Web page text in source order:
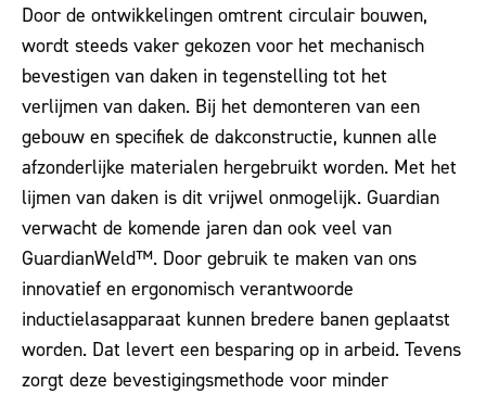
Door de ontwikkelingen omtrent circulair bouwen,
wordt steeds vaker gekozen voor het mechanisch
bevestigen van daken in tegenstelling tot het
verlijmen van daken. Bij het demonteren van een
gebouw en specifiek de dakconstructie, kunnen alle
afzonderlijke materialen hergebruikt worden. Met het
lijmen van daken is dit vrijwel onmogelijk. Guardian
verwacht de komende jaren dan ook veel van
GuardianWeld™. Door gebruik te maken van ons
innovatief en ergonomisch verantwoorde
inductielasapparaat kunnen bredere banen geplaatst
worden. Dat levert een besparing op in arbeid. Tevens
zorgt deze bevestigingsmethode voor minder